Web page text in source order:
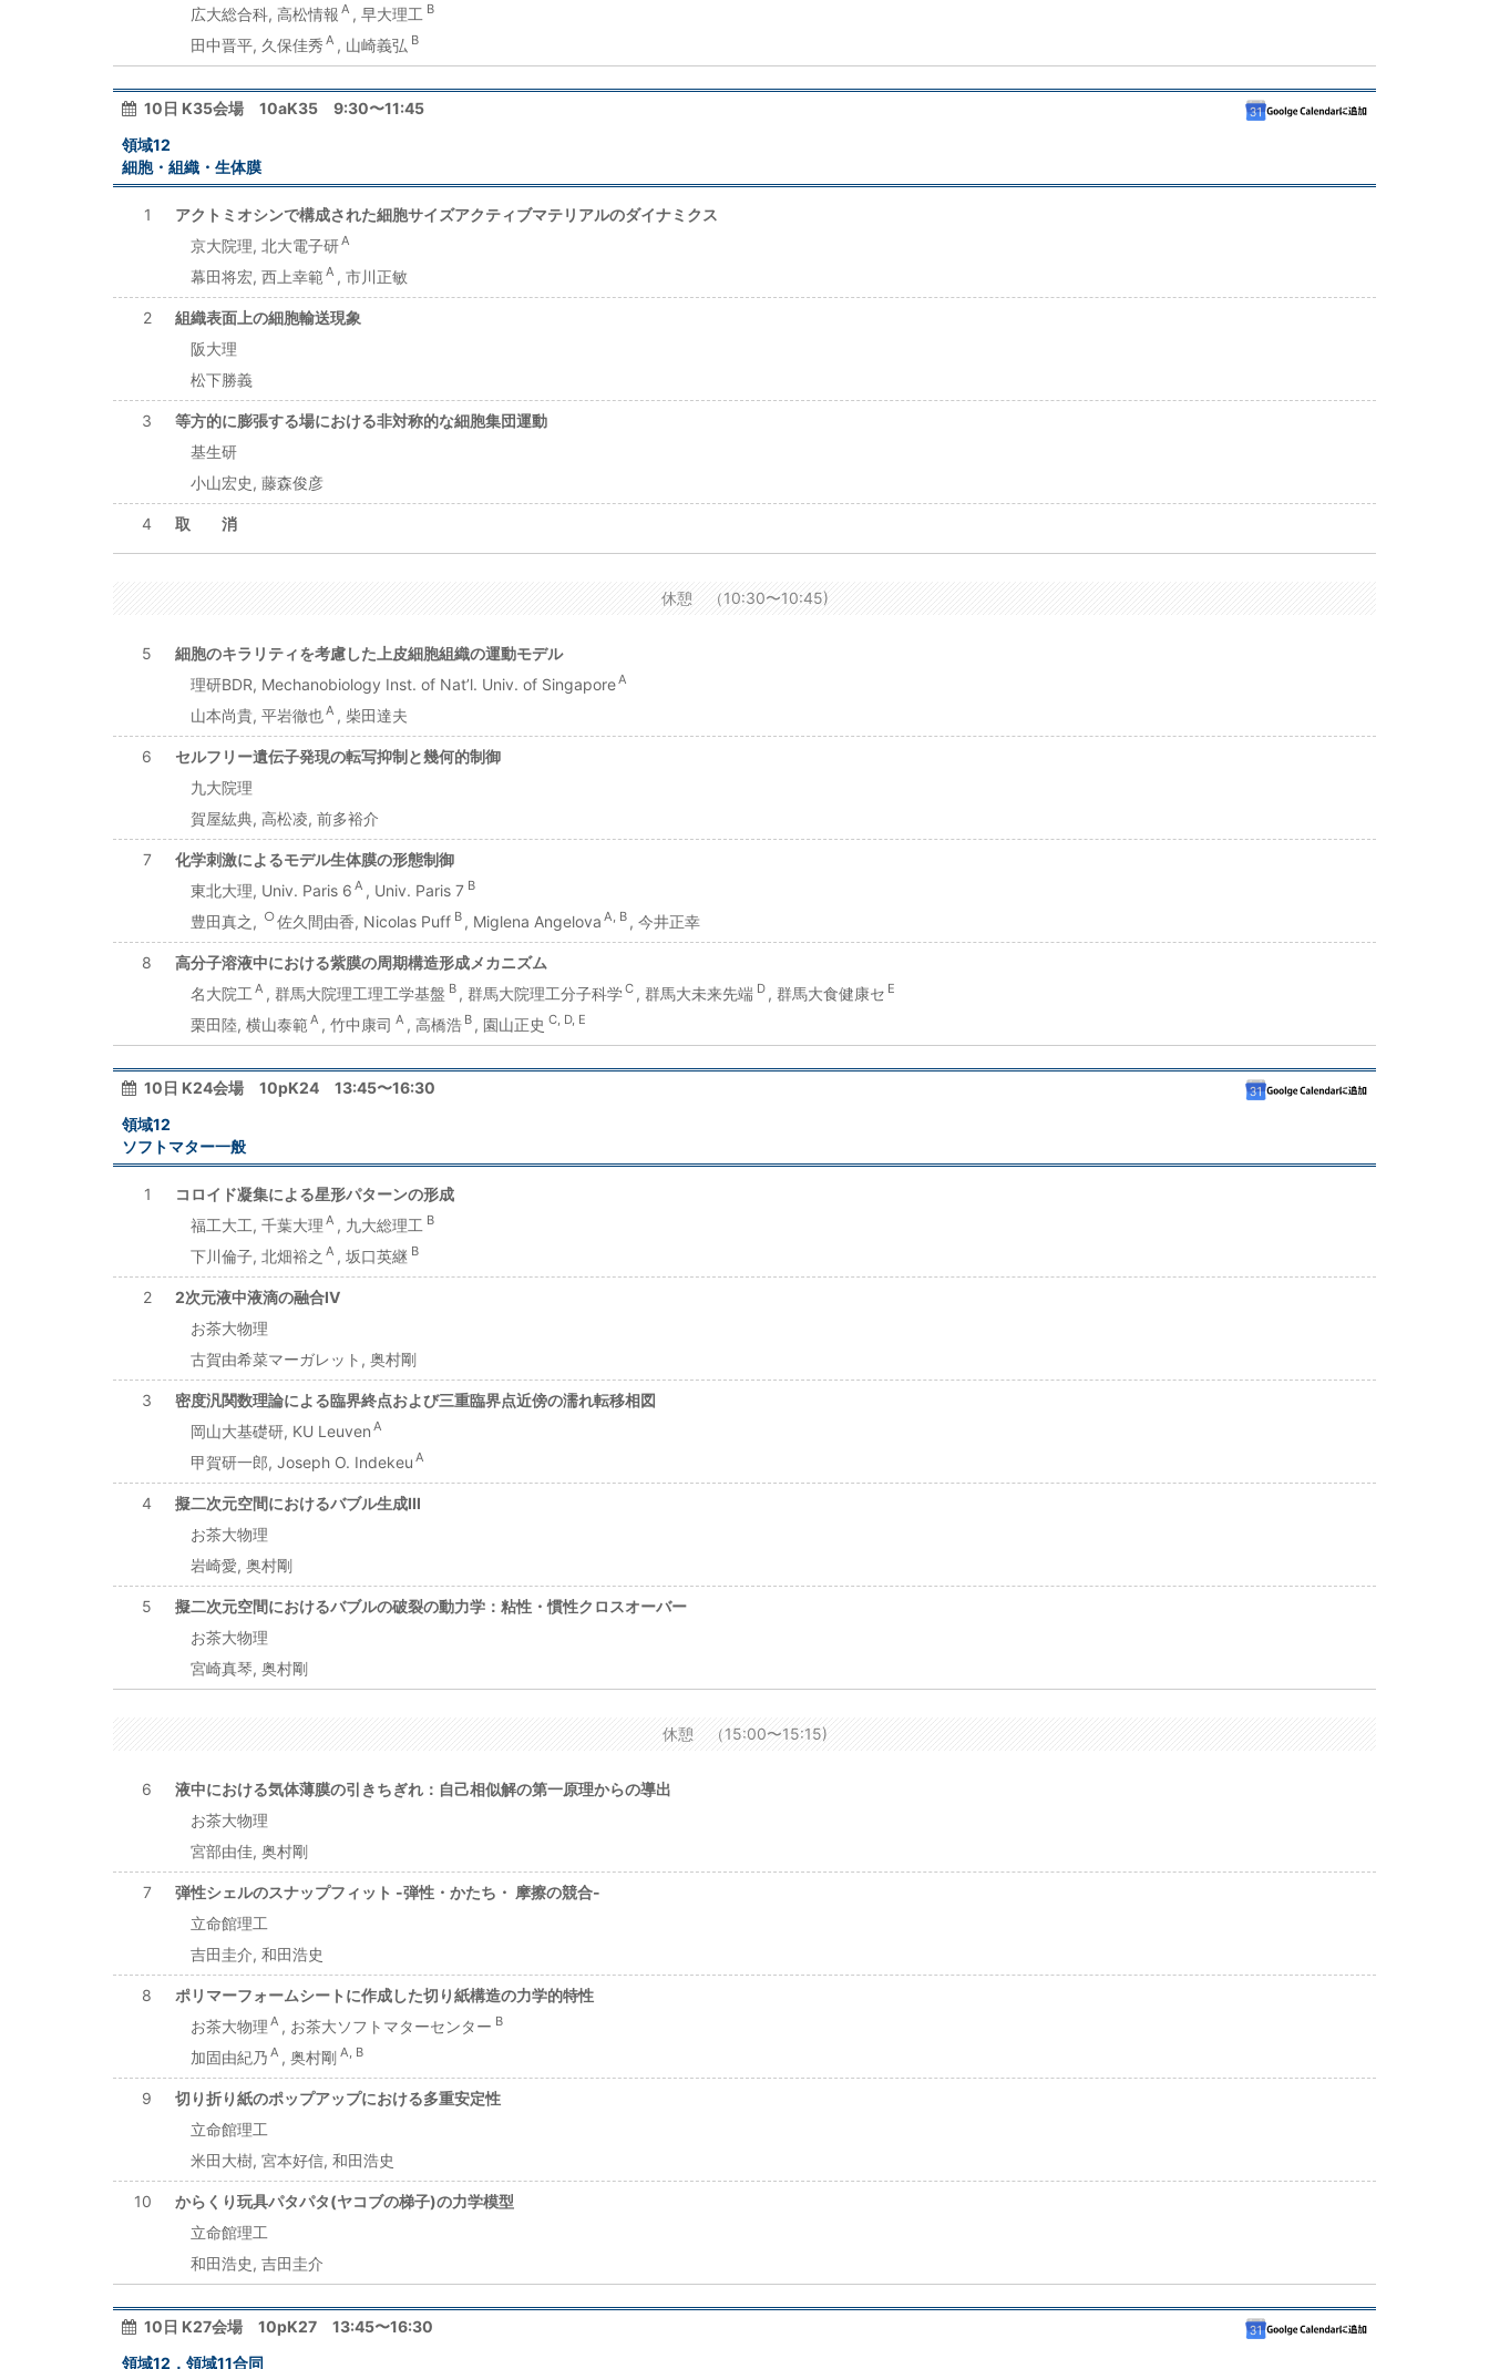
広大総合科, 高松情報 A , 早大理工 B
田中晋平, 久保佳秀 A , 山崎義弘 B
10日 K35会場 10aK35 9:30〜11:45
領域12
細胞・組織・生体膜
1
アクトミオシンで構成された細胞サイズアクティブマテリアルのダイナミクス
京大院理, 北大電子研A
幕田将宏, 西上幸範 A , 市川正敏
2
組織表面上の細胞輸送現象
阪大理
松下勝義
3
等方的に膨張する場における非対称的な細胞集団運動
基生研
小山宏史, 藤森俊彦
4 取 消
休憩 （10:30〜10:45)
5
細胞のキラリティを考慮した上皮細胞組織の運動モデル
理研BDR, Mechanobiology Inst. of Nat’l. Univ. of SingaporeA
山本尚貴, 平岩徹也A , 柴田達夫
6
セルフリー遺伝子発現の転写抑制と幾何的制御
九大院理
賀屋紘典, 高松凌, 前多裕介
7
化学刺激によるモデル生体膜の形態制御
東北大理, Univ. Paris 6 A , Univ. Paris 7 B
豊田真之, ○佐久間由香, Nicolas Puff B , Miglena Angelova A, B , 今井正幸
8
高分子溶液中における紫膜の周期構造形成メカニズム
名大院工 A , 群馬大院理工理工学基盤 B , 群馬大院理工分子科学C , 群馬大未来先端 D , 群馬大食健康セ E
栗田陸, 横山泰範 A , 竹中康司 A , 高橋浩 B , 園山正史 C, D, E
10日 K24会場 10pK24 13:45〜16:30
領域12
ソフトマター一般
1
コロイド凝集による星形パターンの形成
福工大工, 千葉大理 A , 九大総理工 B
下川倫子, 北畑裕之 A , 坂口英継 B
2
2次元液中液滴の融合IV
お茶大物理
古賀由希菜マーガレット, 奥村剛
3
密度汎関数理論による臨界終点および三重臨界点近傍の濡れ転移相図
岡山大基礎研, KU Leuven A
甲賀研一郎, Joseph O. Indekeu A
4
擬二次元空間におけるバブル生成III
お茶大物理
岩崎愛, 奥村剛
5
擬二次元空間におけるバブルの破裂の動力学：粘性・慣性クロスオーバー
お茶大物理
宮崎真琴, 奥村剛
休憩 （15:00〜15:15)
6
液中における気体薄膜の引きちぎれ：自己相似解の第一原理からの導出
お茶大物理
宮部由佳, 奥村剛
7
弾性シェルのスナップフィット -弾性・かたち・ 摩擦の競合-
立命館理工
吉田圭介, 和田浩史
8
ポリマーフォームシートに作成した切り紙構造の力学的特性
お茶大物理 A , お茶大ソフトマターセンター B
加固由紀乃 A , 奥村剛 A, B
9
切り折り紙のポップアップにおける多重安定性
立命館理工
米田大樹, 宮本好信, 和田浩史
10
からくり玩具パタパタ(ヤコブの梯子)の力学模型
立命館理工
和田浩史, 吉田圭介
10日 K27会場 10pK27 13:45〜16:30
領域12，領域11合同